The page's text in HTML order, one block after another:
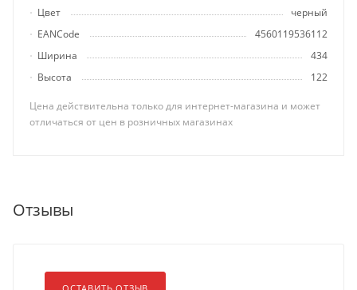
Цвет
черный
EANCode
4560119536112
Ширина
434
Высота
122
Цена действительна только для интернет-магазина и может
отличаться от цен в розничных магазинах
Отзывы